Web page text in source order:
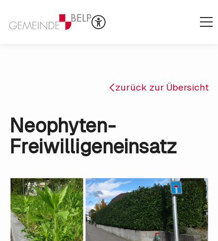
zurück zur Übersicht
Neophyten-
Freiwilligeneinsatz